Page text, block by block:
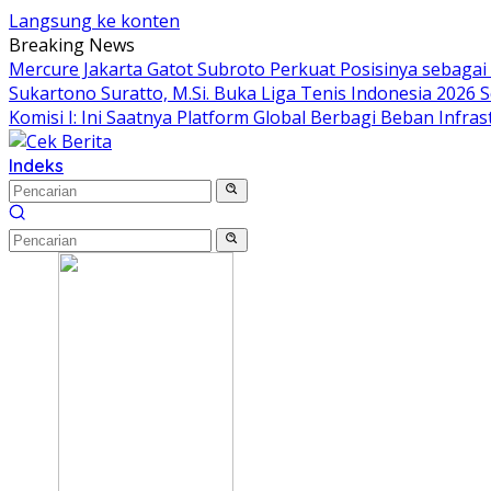
Langsung ke konten
Breaking News
Mercure Jakarta Gatot Subroto Perkuat Posisinya
Sukartono Suratto, M.Si. Buka Liga Tenis Indonesia 2026
Komisi I: Ini Saatnya Platform Global Berbagi Beban
Indeks